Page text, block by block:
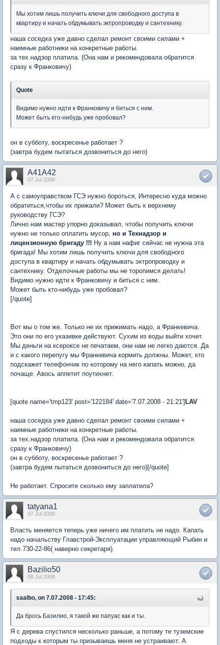
Мы хотим лишь получить ключи для свободного доступа в
квартиру и начать обдумывать эктропроводку и сантехнику.
наша соседка уже давно сделал ремонт своими силами +
наемные работники на конкретные работы.
за тех.надзор платила. (Она нам и рекомендовала обратится
сразу к Франковичу)
Quote
Видимо нужно идти к Франковичу и биться с ним.
Может быть кто-нибудь уже пробовал?
он в субботу, воскресенье работает ?
(завтра будем пытаться дозвониться до него)
A41A42
07 Jul 2008
А с самоуправством ГСЭ нужно бороться, Интересно куда можно
обратиться,чтобы их прижали? Может быть к верхнему
руководству ГСЭ?
Лично нам мастер упорно доказывал, чтобы получить ключи
нужно не только оплатить мусор, но и Технадзор и
лицензионную бригаду !!! Ну а нам нафиг сейчас не нужна эта
бригада! Мы хотим лишь получить ключи для свободного
доступа в квартиру и начать обдумывать эктропроводку и
сантехнику. Отделочные работы мы не торопимся делать!
Видимо нужно идти к Франковичу и биться с ним.
Может быть кто-нибудь уже пробовал?
[/quote]
Вот мы о том же. Только не их прижимать надо, а Франкевича.
Это они по его указивке действуют. Сухим из воды выйти хочет.
Мы деньги на ксероксе не печатаем, они нам не легко даются. Да
и с какого перепугу мы Франкевича кормить должны. Может, кто
подскажет телефончик по которому на него капать можно, да
почаще. Авось аппетит поутихнет.
[quote name='tmp123' post='122184' date='7.07.2008 - 21:21']LAV
наша соседка уже давно сделал ремонт своими силами +
наемные работники на конкретные работы.
за тех.надзор платила. (Она нам и рекомендовала обратится
сразу к Франковичу)
он в субботу, воскресенье работает ?
(завтра будем пытаться дозвониться до него)[/quote]
Не работает. Спросите сколько ему заплатила?
tatyana1
07 Jul 2008
Власть меняется теперь уже ничего им платить не надо. Капать
надо начальству Главстрой-Эксплуатации управляющий Рыбин и
тел.730-22-86( наверно секретаря).
Bazilio50
08 Jul 2008
saalbo, on 7.07.2008 - 17:45:
Да брось Базилио, я такой же папуас как и ты.
Я с дерева спустился несколько раньше, а потому те туземские
подходы к которым ты призываешь меня не устраивают. А